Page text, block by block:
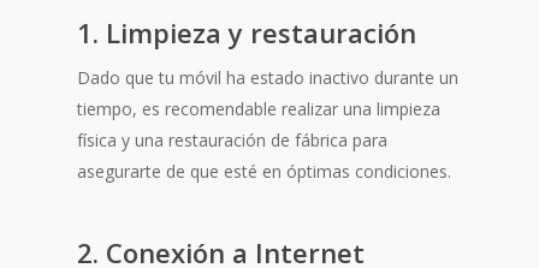
1. Limpieza y restauración
Dado que tu móvil ha estado inactivo durante un
tiempo, es recomendable realizar una limpieza
física y una restauración de fábrica para
asegurarte de que esté en óptimas condiciones.
2. Conexión a Internet